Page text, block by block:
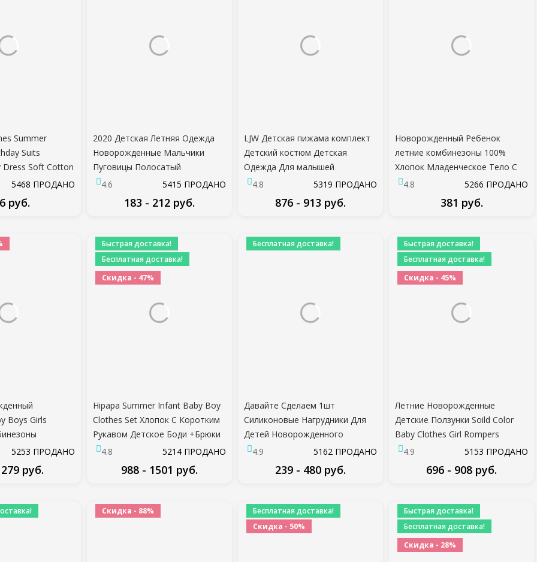
Summer
Suits
Dress Soft Cotton
Брюки
Комплект Для
5468 ПРОДАНО
руб.
2020 Детская Летняя Одежда
Новорожденные Мальчики
Пуговицы Полосатый
Комбинезон Мода Без Рукавов
Комбинезон Хлопок Белье
Комбинезон
4.6 5415 ПРОДАНО
183 - 212 руб.
LJW Детская пижама комплект
Детский костюм Детская
Одежда Для малышей
Мальчиков Девочек Ледяной
шелк атлас Топы Брюки
Комплект домашней одежды
4.8 5319 ПРОДАНО
876 - 913 руб.
Новорожденный Ребенок
летние комбинезоны 100%
Хлопок Младенческое Тело С
Коротким Рукавом детский
Комбинезон Мультфильм ropa
bebe Baby Boy Girl одежда
4.8 5266 ПРОДАНО
381 руб.
Boys Girls
Хлопок
Рукавов
Одежда
5253 ПРОДАНО
руб.
Быстрая доставка!
Бесплатная доставка!
Скидка - 47%
Hipapa Summer Infant Baby Boy
Clothes Set Хлопок С Коротким
Рукавом Детское Боди +Брюки
Малыш Мальчик Наряды Весна
Новорожденная Одежда
4.8 5214 ПРОДАНО
988 - 1501 руб.
Бесплатная доставка!
Давайте Сделаем 1шт
Силиконовые Нагрудники Для
Детей Новорожденного
Кормления Посуда Waterproff
Детские Нагрудники Для
Малышей Завтрак Кормления
4.9 5162 ПРОДАНО
239 - 480 руб.
Быстрая доставка!
Бесплатная доставка!
Скидка - 45%
Летние Новорожденные
Детские Ползунки Soild Color
Baby Clothes Girl Rompers
Хлопок С Коротким Рукавом O-
Младенческие Мальчики
4.9 5153 ПРОДАНО
696 - 908 руб.
Скидка - 88%
Бесплатная доставка!
Скидка - 50%
Быстрая доставка!
Бесплатная доставка!
Скидка - 28%